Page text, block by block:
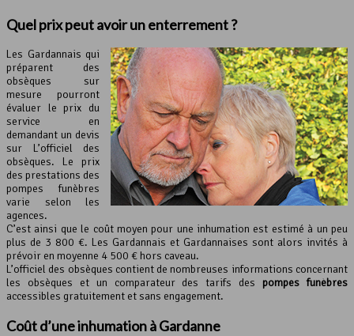
Quel prix peut avoir un enterrement ?
Les Gardannais qui
préparent des
obsèques sur
mesure pourront
évaluer le prix du
service en
demandant un devis
sur L’officiel des
obsèques. Le prix
des prestations des
pompes funèbres
varie selon les
agences.
C’est ainsi que le coût moyen pour une inhumation est estimé à un peu
plus de 3 800 €. Les Gardannais et Gardannaises sont alors invités à
prévoir en moyenne 4 500 € hors caveau.
L’officiel des obsèques contient de nombreuses informations concernant
les obsèques et un comparateur des tarifs des pompes funèbres
accessibles gratuitement et sans engagement.
Coût d’une inhumation à Gardanne